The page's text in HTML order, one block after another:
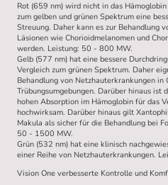
Rot (659 nm) wird nicht in das
zum gelben und grünen Spektrum eine
Streuung. Daher kann es zur Behandlung
Läsionen wie Chorioidmelanomen und
werden. Leistung: 50 - 800 MW.
Gelb (577 nm) hat eine bessere
Vergleich zum grünen Spektrum. Daher
Behandlung von Netzhauterkrankungen in
Trübungsumgebungen. Darüber hinaus ist
hohen Absorption im Hämoglobin für das
hochwirksam. Darüber hinaus gilt
Makula als sicher für die Behandlung bei
50 - 1500 MW.
Grün (532 nm) hat eine klinisch
einer Reihe von Netzhauterkrankungen.
Vision One verbesserte Kontrolle und